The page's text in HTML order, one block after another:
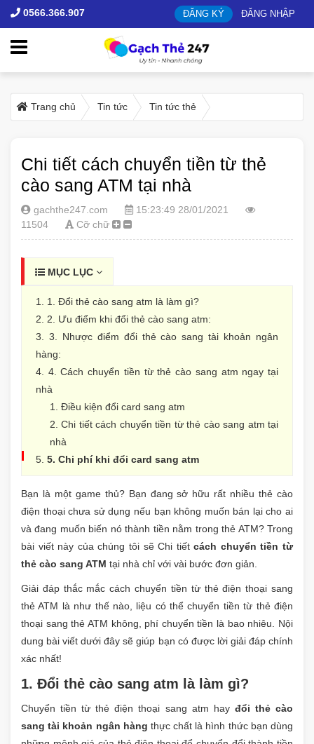
0566.366.907 ĐĂNG KÝ ĐĂNG NHẬP
Trang chủ Tin tức Tin tức thẻ
Chi tiết cách chuyển tiền từ thẻ
cào sang ATM tại nhà
gachthe247.com
15:23:49 28/01/2021
11504
Cỡ chữ
MỤC LỤC
1. Đổi thẻ cào sang atm là làm gì?
2. Ưu điểm khi đổi thẻ cào sang atm:
3. Nhược điểm đổi thẻ cào sang tài khoản ngân
hàng:
4. Cách chuyển tiền từ thẻ cào sang atm ngay tại
nhà
Điều kiện đổi card sang atm
Chi tiết cách chuyển tiền từ thẻ cào sang atm tại
nhà
5. Chi phí khi đổi card sang atm
Bạn là một game thủ? Bạn đang sở hữu rất nhiều thẻ cào
điện thoại chưa sử dụng nếu bạn không muốn bán lại cho ai
và đang muốn biến nó thành tiền nằm trong thẻ ATM? Trong
bài viết này của chúng tôi sẽ Chi tiếtcách chuyển tiền từ
thẻ cào sang ATM tại nhà chỉ với vài bước đơn giản.
Giải đáp thắc mắc cách chuyển tiền từ thẻ điện thoại sang
thẻ ATM là như thế nào, liệu có thể chuyển tiền từ thẻ điện
thoại sang thẻ ATM không, phí chuyển tiền là bao nhiêu. Nội
dung bài viết dưới đây sẽ giúp bạn có được lời giải đáp chính
xác nhất!
1. Đổi thẻ cào sang atm là làm gì?
Chuyển tiền từ thẻ điện thoại sang atm hay đổi thẻ cào
sang tài khoản ngân hàng thực chất là hình thức bạn dùng